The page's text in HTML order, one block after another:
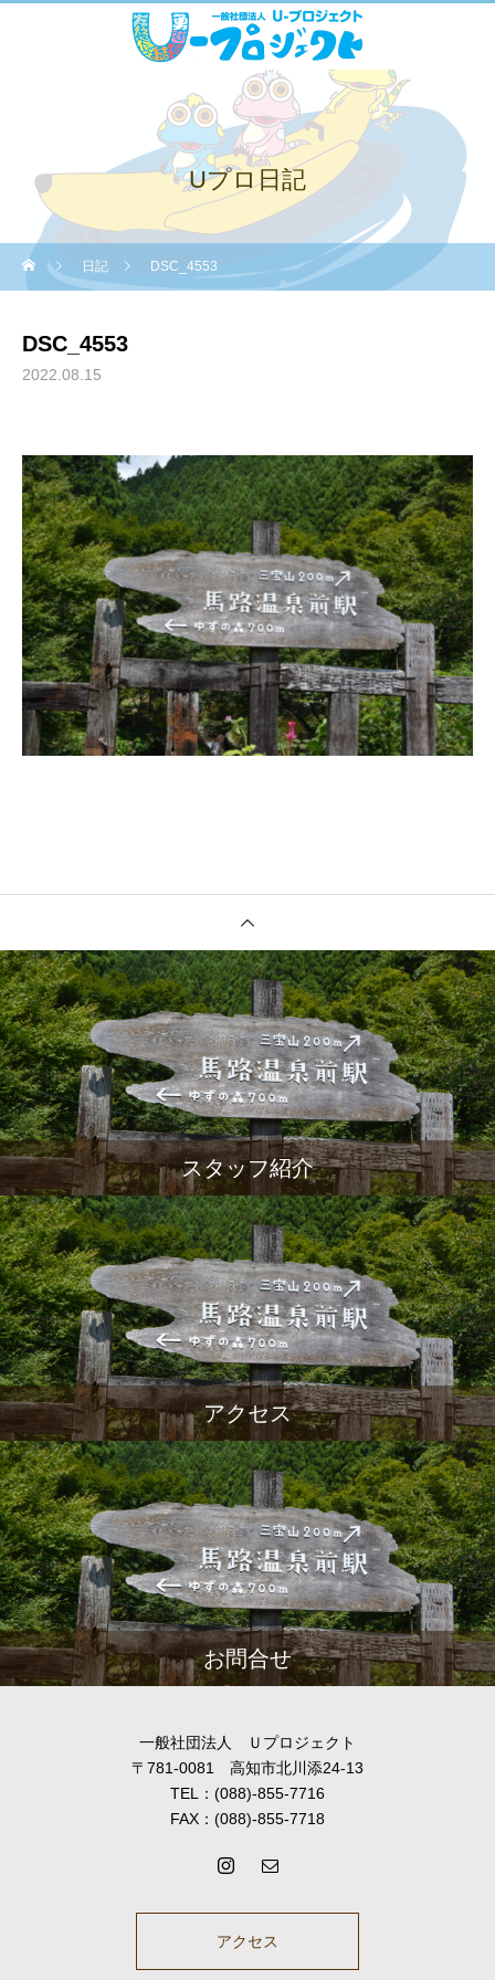
Uプロ日記
日記 DSC_4553
DSC_4553
2022.08.15
スタッフ紹介
アクセス
お問合せ
一般社団法人 Ｕプロジェクト
〒781-0081 高知市北川添24-13
TEL：(088)-855-7716
FAX：(088)-855-7718
アクセス